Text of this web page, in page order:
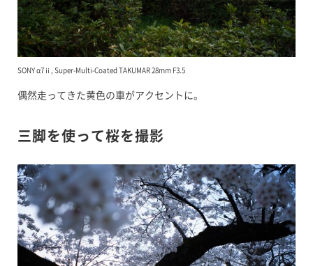
SONY α7ⅱ, Super-Multi-Coated TAKUMAR 28mm F3.5
偶然走ってきた黄色の車がアクセントに。
三脚を使って桜を撮影